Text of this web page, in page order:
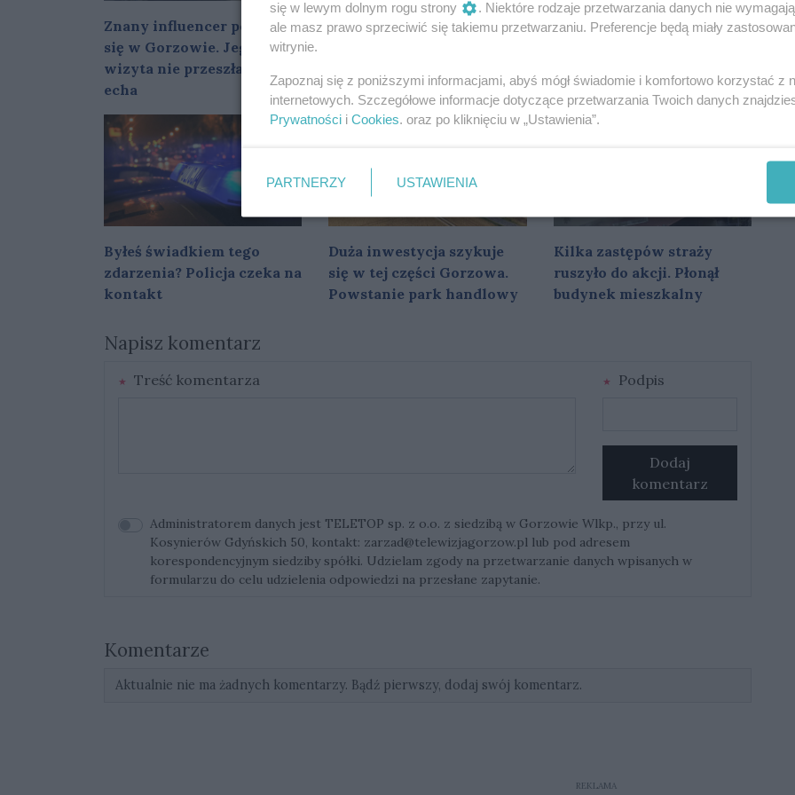
Znany influencer pojawił
się w Gorzowie. Jego
wizyta nie przeszła bez
echa
Nowy punkt na kolejowej
do pracy
W Gorzowie chcą
podpisów
Byłeś świadkiem tego
zdarzenia? Policja czeka na
kontakt
Duża inwestycja szykuje
się w tej części Gorzowa.
Powstanie park handlowy
Kilka zastępów straży
ruszyło do akcji. Płonął
budynek mieszkalny
Napisz komentarz
Treść komentarza Podpis
Dodaj
komentarz
Administratorem danych jest TELETOP sp. z o.o. z siedzibą w Gorzowie Wlkp., przy ul.
Kosynierów Gdyńskich 50, kontakt: zarzad@telewizjagorzow.pl lub pod adresem
korespondencyjnym siedziby spółki. Udzielam zgody na przetwarzanie danych wpisanych w
formularzu do celu udzielenia odpowiedzi na przesłane zapytanie.
Komentarze
Aktualnie nie ma żadnych komentarzy. Bądź pierwszy, dodaj swój komentarz.
REKLAMA
się w lewym dolnym rogu strony
. Niektóre rodzaje przetwarzania danych nie
ale masz prawo sprzeciwić się takiemu przetwarzaniu. Preferencje będą miały
witrynie.
Zapoznaj się z poniższymi informacjami, abyś mógł świadomie i komfortowo korzystać z
internetowych. Szczegółowe informacje dotyczące przetwarzania Twoich danych
Prywatności i Cookies. oraz po kliknięciu w „Ustawienia”.
PARTNERZY USTAWIENIA